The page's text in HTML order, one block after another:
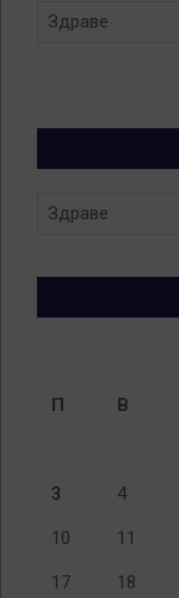
Categories
Новини
П
В
3 4
10 11
17 18